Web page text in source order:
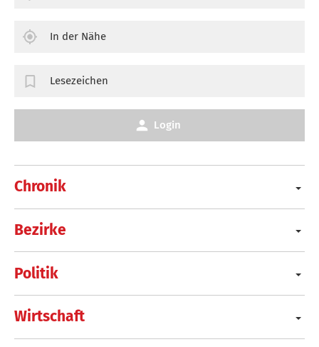
Chronik
Bezirke
Politik
Wirtschaft
In der Nähe
Lesezeichen
Login